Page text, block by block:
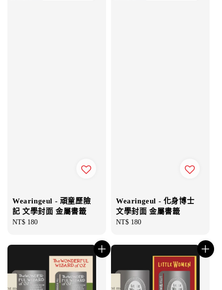
Wearingeul - 頑童歷險
記 文學封面 金屬書籤
Regular
NT$ 180
Wearingeul - 化身博士
文學封面 金屬書籤
Regular
NT$ 180